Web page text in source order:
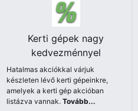
Kerti gépek nagy
kedvezménnyel
Hatalmas akciókkal várjuk
készleten lévő kerti gépeinkre,
amelyek a kerti gép akcióban
listázva vannak.Tovább...